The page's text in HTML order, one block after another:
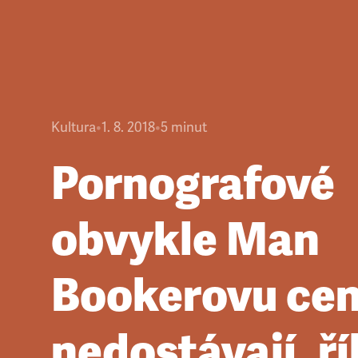
Kultura•1. 8. 2018•5 minut
Pornografové
obvykle Man
Bookerovu